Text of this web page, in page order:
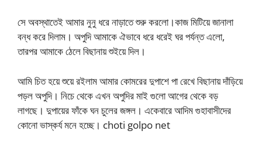
সে অবস্থাতেই আমার নুনু ধরে নাড়াতে শুরু করলো।কাজ মিটিয়ে জানালা
বন্ধ করে দিলাম। অপুদি আমাকে ঐভাবে ধরে ধরেই ঘর পর্যন্ত এলো,
তারপর আমাকে ঠেলে বিছানায় শুইয়ে দিল।
আমি চিত হয়ে শুয়ে রইলাম আমার কোমরের দুপাশে পা রেখে বিছানায় দাঁড়িয়ে
পড়ল অপুদি। নিচে থেকে এখন অপুদির মাই গুলো আগের থেকে বড়
লাগছে। দুপায়ের ফাঁকে ঘন চুলের জঙ্গল। একেবারে আদিম গুহাবাসীদের
কোনো ভাস্কর্য মনে হচ্ছে। choti golpo net